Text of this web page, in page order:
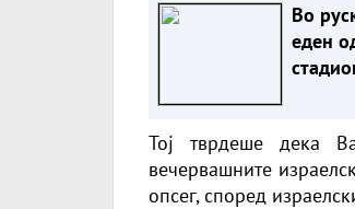
Во
еден
Тој тврдеше дека
вечервашните
опсег, според